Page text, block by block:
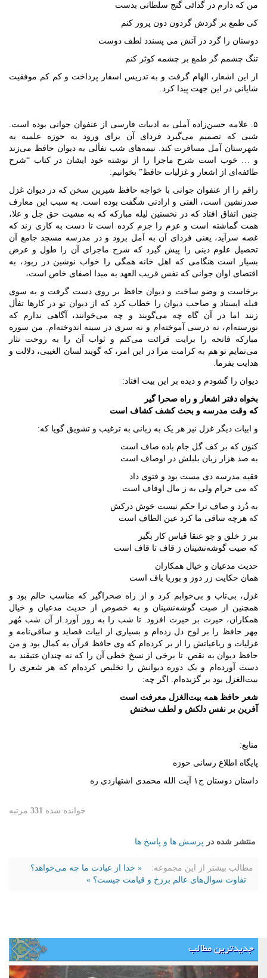
من که دارم در گدائی گنج سلطانی بدست
کی طمع بر گردش گردون دون پرور کنم
دوستان را گرد در آتش می پسندد لطف دوست
تنگ چشمم گر طمع بر چشمه کوثر کنم
از این اشعار، الهام گرفت و به تدریس اسفار پرداخت و کم کم موفقیت
شایانی در این جهت پیدا کرد.
۵.
علامه حسن‌زاده آملی به ادبیات فارسی از عنفوان جوانی بوده است.
شبی که تصمیم می‌گیرد فردای‌ آن برای ورود به حوزه علمیه به
شهرستان آمل مسافرت کند. نیمه‌های شب تفألی به دیوان حافظ می‌زند
و … خوب است شرح ماجرا را از نوشته خود ایشان در کتاب “شرح
طائفه‌ای از اشعار و غزلیات حافظ” بخوانیم:
راقم را از عنفوان جوانی با خواجه حافظ شیرین سخن که در دیوان غزل
صدرنشین است، الفتی و ارادتی شگفت بوده است. به سبب این معارف
چنین اتفاق افتاد که در نخستین لیله مبارکه که به مشیت حق جل و علا،
همت گماشته است و عزم را جزم کرده است تا دست به کاری زند که
غصه سرآید، یعنی فردای آن به آمل برود و در مدرسه مسجد جامع آن
تحصیل علوم دینی را پیش گیرد که شرح ماجرای آن را طول و عرض
بسیار است هنگامی که اهل خانه همگی را خواب نوشین در ربود، به
اقتضای اوان جوانی که نفس قریب العهد به مبدا اصفای خاص است،
برخاست و وضو ساخت و دیوان حافظ بر روی دست گرفت و به سوی
قبله ایستاد و صاحب دیوان را خطاب کرد که از دیوان تو در کارها تفأل
زنند اما در آن گاه چه می‌گویند و چه می‌خوانند، آگاهی ندارم که
نورسته‌ام، نه درسی آموخته‌ام و نه سری در سینه اندوخته‌ام. من سوره
مبارکه فاتحه را برایت قرائت می‌کنم و ثواب آن را به روحت نثار
می‌نمایم تو هم به کرامت مرا در این امر، که گویند لسان الغیبی، دلالت و
هدایت بفرما.
دیوان را گشودم و دیده بر این بیت افتاد:
بخواه دفتر اشعار و راه صحرا گیر
که وقت مدرسه و بحث کشف کشاف است
و ابیات دیگر غزل نیز هر یک به زبانی به ترغیب و تشویق گویا که:
کنون که بر کف گل جام باده صاف است
به صد هزار زبان بلبلش در اوصاف است
فقیه مدرسه دی مست بود و فتوی داد
که می‌ حرام ولی به ز مال اوقاف است
به دُرد و صاف ترا حکم نیست خوش درکش
که هرچه ساقی ما کرد عین الطاف است
ببر ز خلق و چو عنقا قیاس کار بگیر
که صیت گوشه‌نشینان ز قاف تا قاف است
حدیث مدعیان و خیال همکاران
همان حکایت زر دوز و بوریا باف است
غزل، بی‌تاب و بی‌خوابم کرد و از راه صحراگیر که مناسب حالم بود و
همچنین از صیت گوشه‌نشینان و به خصوص از حدیث مدعیان و خیال
همکاران، حیرت بر حیرت افزود. تا شب را به روز آورد.از آن شب مُهر
مِهر حافظ را بر لوح دل زده‌ام و بسیاری از ابیات قصاید و ساقی‌نامه و
غزلیات و رباعیاتش را از بر کرده‌ام که وی حافظ قرآن به کمال بود و من
حافظ دیوان به نقص. تا برخی از نسخ خطی آن را که نه چندان عتیقند به
دست آورده‌ام و یک دوره دیوانش را تخلیص کرده‌ام که هر شعری را
بیت‌الغزل بود بر گزیده‌ام. اگر چه:
شعر حافظ همه بیت‌الغزل معرفت است
آفرین بر نفس دلکش و لطف سخنش
منابع:
پایگاه اطلاع رسانی حوزه
داستان دوستان ج۱ آیت الله محمدی اشتهاردی ره
خوانده شده 331 مرتبه
منتشر شده در پرسش ها و پاسخ ها
مطالب بیشتر از این مجموعه:
« خدا از عبادت ما چه می‌خواهد؟
تفاوت سوال‌های عالم برزخ و قیامت چیست؟ »
جدیدترین مطالب